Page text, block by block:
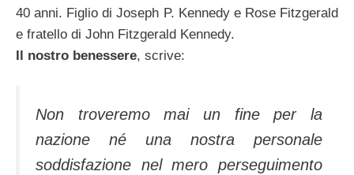
40 anni. Figlio di Joseph P. Kennedy e Rose Fitzgerald
e fratello di John Fitzgerald Kennedy.
Il nostro benessere, scrive:
Non troveremo mai un fine per la
nazione né una nostra personale
soddisfazione nel mero perseguimento